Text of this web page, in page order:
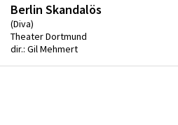
Berlin Skandalös
(Diva)
Theater Dortmund
dir.: Gil Mehmert